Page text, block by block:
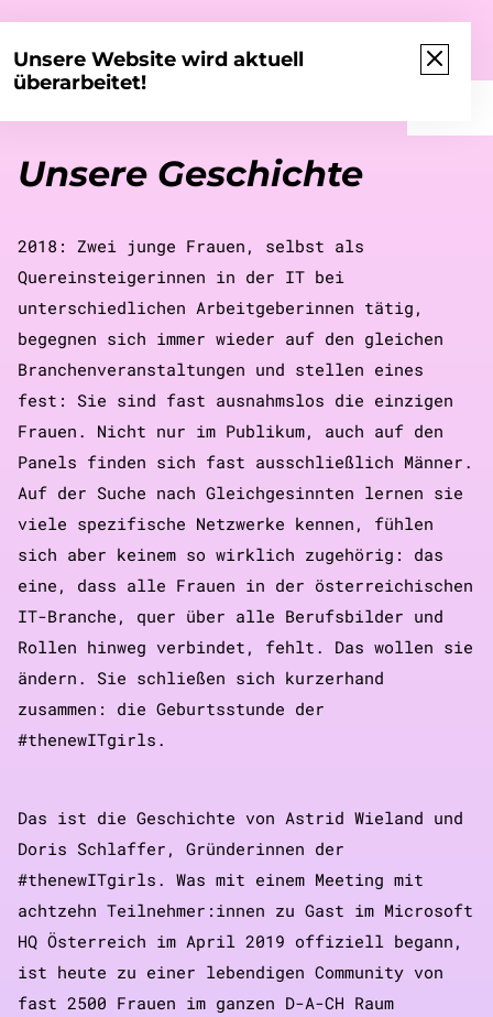
#thenewITgirls
Unsere Geschichte
2018: Zwei junge Frauen, selbst als
Quereinsteigerinnen in der IT bei
unterschiedlichen Arbeitgeberinnen tätig,
begegnen sich immer wieder auf den gleichen
Branchenveranstaltungen und stellen eines
fest: Sie sind fast ausnahmslos die einzigen
Frauen. Nicht nur im Publikum, auch auf den
Panels finden sich fast ausschließlich Männer.
Auf der Suche nach Gleichgesinnten lernen sie
viele spezifische Netzwerke kennen, fühlen
sich aber keinem so wirklich zugehörig: das
eine, dass alle Frauen in der österreichischen
IT-Branche, quer über alle Berufsbilder und
Rollen hinweg verbindet, fehlt. Das wollen sie
ändern. Sie schließen sich kurzerhand
zusammen: die Geburtsstunde der
#thenewITgirls.
Das ist die Geschichte von Astrid Wieland und
Doris Schlaffer, Gründerinnen der
#thenewITgirls. Was mit einem Meeting mit
achtzehn Teilnehmer:innen zu Gast im Microsoft
HQ Österreich im April 2019 offiziell begann,
ist heute zu einer lebendigen Community von
fast 2500 Frauen im ganzen D-A-CH Raum
Unsere Website wird aktuell
überarbeitet!